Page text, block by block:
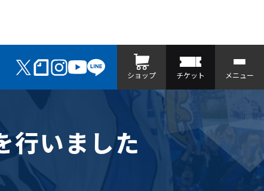
ショップ チケット メニュー
行いました